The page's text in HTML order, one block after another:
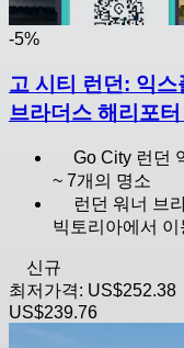
-5%
고 시티 런던: 익스
브라더스 해리포
Go City 런던
~ 7개의 명소
런던 워너 브
빅토리아에서 이
신규
최저가격: US$252.38
US$239.76